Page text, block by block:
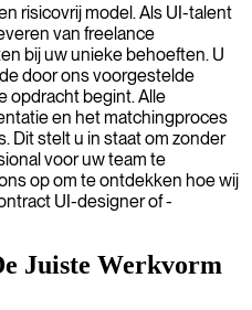
risicovrij model. Als UI-talent
van freelance
bij uw unieke behoeften. U
door ons voorgestelde
opdracht begint. Alle
en het matchingproces
Dit stelt u in staat om zonder
voor uw team te
op om te ontdekken hoe wij
UI-designer of -
Juiste Werkvorm